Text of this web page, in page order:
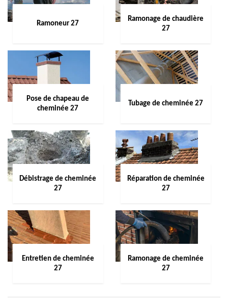
Ramoneur 27
Ramonage de chaudière
27
Pose de chapeau de
cheminée 27
Tubage de cheminée 27
Débistrage de cheminée
27
Réparation de cheminée
27
Entretien de cheminée
27
Ramonage de cheminée
27